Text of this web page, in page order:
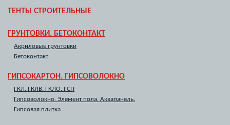
ТЕНТЫ СТРОИТЕЛЬНЫЕ
ГРУНТОВКИ. БЕТОКОНТАКТ
Акриловые грунтовки
Бетоконтакт
ГИПСОКАРТОН. ГИПСОВОЛОКНО
ГКЛ. ГКЛВ. ГКЛО. ГСП
Гипсоволокно. Элемент пола. Аквапанель.
Гипсовая плитка